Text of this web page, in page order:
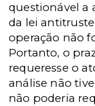
questionável a
da lei
operação não
Portanto, o
requeresse o
análise não
não poderia